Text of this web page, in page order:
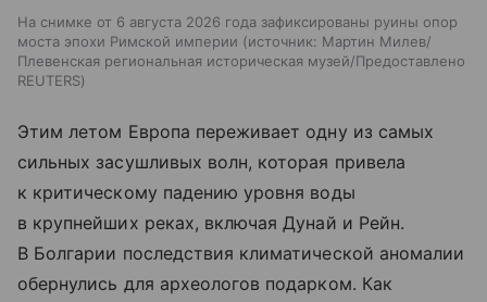
На снимке от 6 августа 2026 года зафиксированы руины опор
моста эпохи Римской империи
источник: Мартин Милев/
Плевенская региональная историческая музей/Предоставлено
REUTERS
Этим летом Европа переживает одну из самых
сильных засушливых волн, которая привела
к критическому падению уровня воды
в крупнейших реках, включая Дунай и Рейн.
В Болгарии последствия климатической аномалии
обернулись для археологов подарком. Как